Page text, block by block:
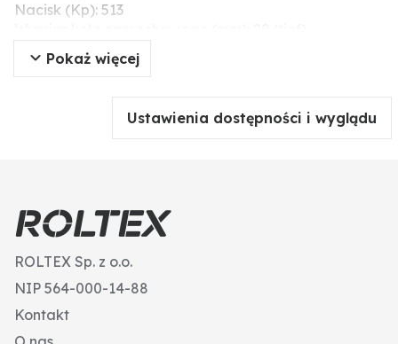
Nacisk (Kp): 513
Pokaż więcej
Ustawienia dostępności i wyglądu
ROLTEX Sp. z o.o.
NIP 564-000-14-88
Kontakt